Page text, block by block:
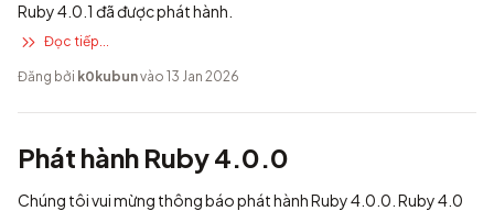
Ruby 4.0.1 đã được phát hành.
Đọc tiếp...
Đăng bởi k0kubunvào 13 Jan 2026
Phát hành Ruby 4.0.0
Chúng tôi vui mừng thông báo phát hành Ruby 4.0.0. Ruby 4.0